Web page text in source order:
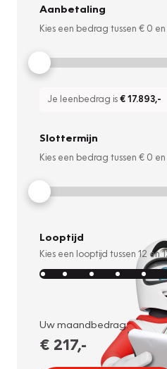
Aanbetaling
Kies een bedrag tussen € 0 en
Je leenbedrag is€ 17.893,-
Slottermijn
Kies een bedrag tussen € 0 en
Looptijd
Kies een looptijd tussen 12 en
Uw maandbedrag:
€ 217,-